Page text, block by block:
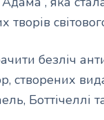
безліч
створених
Боттічеллі